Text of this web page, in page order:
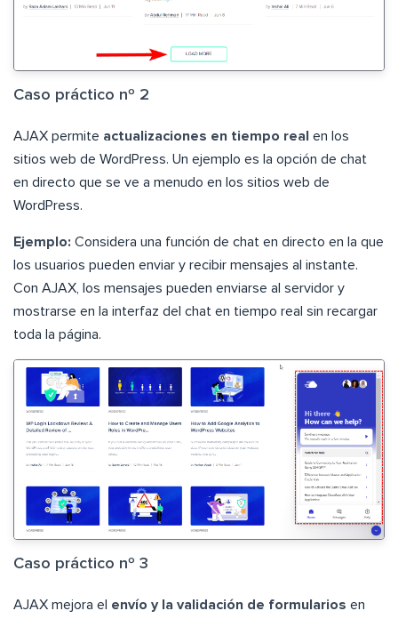
Caso práctico nº 2
AJAX permite actualizaciones en tiempo real en los
sitios web de WordPress. Un ejemplo es la opción de chat
en directo que se ve a menudo en los sitios web de
WordPress.
Ejemplo: Considera una función de chat en directo en la que
los usuarios pueden enviar y recibir mensajes al instante.
Con AJAX, los mensajes pueden enviarse al servidor y
mostrarse en la interfaz del chat en tiempo real sin recargar
toda la página.
Caso práctico nº 3
AJAX mejora el envío y la validación de formularios en